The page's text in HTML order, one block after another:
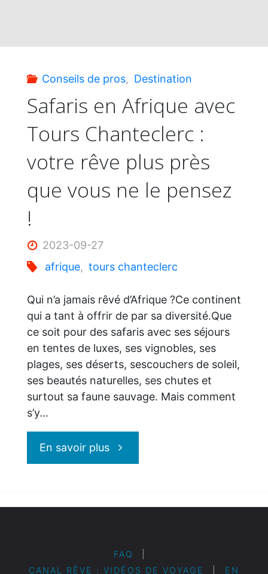
inoubliable"
Conseils de pros, Destination
Safaris en Afrique avec
Tours Chanteclerc :
votre rêve plus près
que vous ne le pensez
!
2023-09-27
afrique, tours chanteclerc
Qui n’a jamais rêvé d’Afrique ?Ce continent
qui a tant à offrir de par sa diversité.Que
ce soit pour des safaris avec ses séjours
en tentes de luxes, ses vignobles, ses
plages, ses déserts, sescouchers de soleil,
ses beautés naturelles, ses chutes et
surtout sa faune sauvage. Mais comment
s’y…
En savoir plus"Safaris
FAQ
CANAL RÊVE : VIDÉOS DE VOYAGE
EN